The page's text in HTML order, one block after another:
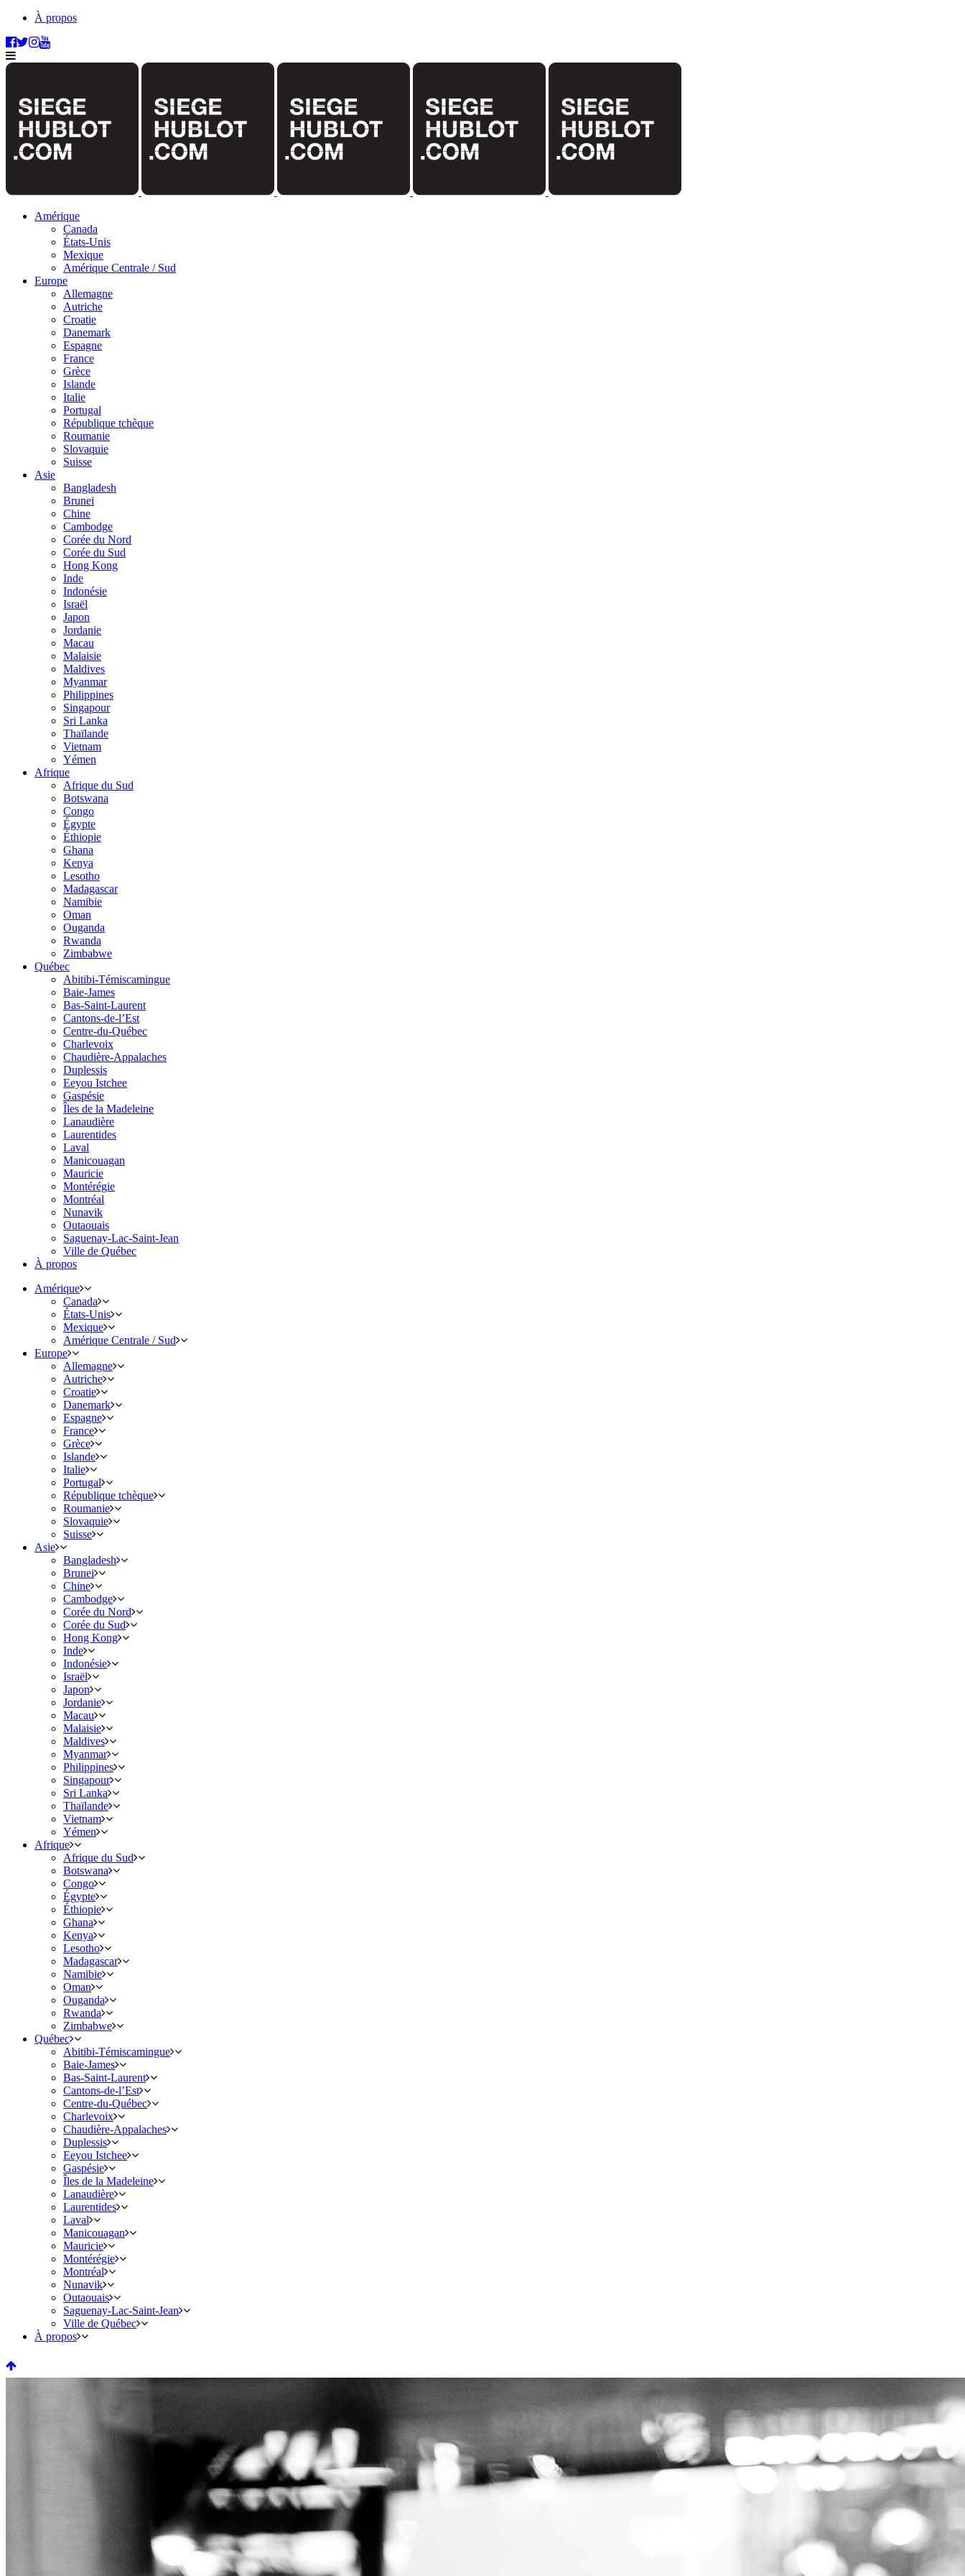
À propos
Amérique
Canada
États-Unis
Mexique
Amérique Centrale / Sud
Europe
Allemagne
Autriche
Croatie
Danemark
Espagne
France
Grèce
Islande
Italie
Portugal
République tchèque
Roumanie
Slovaquie
Suisse
Asie
Bangladesh
Brunei
Chine
Cambodge
Corée du Nord
Corée du Sud
Hong Kong
Inde
Indonésie
Israël
Japon
Jordanie
Macau
Malaisie
Maldives
Myanmar
Philippines
Singapour
Sri Lanka
Thaïlande
Vietnam
Yémen
Afrique
Afrique du Sud
Botswana
Congo
Égypte
Éthiopie
Ghana
Kenya
Lesotho
Madagascar
Namibie
Oman
Ouganda
Rwanda
Zimbabwe
Québec
Abitibi-Témiscamingue
Baie-James
Bas-Saint-Laurent
Cantons-de-l’Est
Centre-du-Québec
Charlevoix
Chaudière-Appalaches
Duplessis
Eeyou Istchee
Gaspésie
Îles de la Madeleine
Lanaudière
Laurentides
Laval
Manicouagan
Mauricie
Montérégie
Montréal
Nunavik
Outaouais
Saguenay-Lac-Saint-Jean
Ville de Québec
À propos
Amérique
Canada
États-Unis
Mexique
Amérique Centrale / Sud
Europe
Allemagne
Autriche
Croatie
Danemark
Espagne
France
Grèce
Islande
Italie
Portugal
République tchèque
Roumanie
Slovaquie
Suisse
Asie
Bangladesh
Brunei
Chine
Cambodge
Corée du Nord
Corée du Sud
Hong Kong
Inde
Indonésie
Israël
Japon
Jordanie
Macau
Malaisie
Maldives
Myanmar
Philippines
Singapour
Sri Lanka
Thaïlande
Vietnam
Yémen
Afrique
Afrique du Sud
Botswana
Congo
Égypte
Éthiopie
Ghana
Kenya
Lesotho
Madagascar
Namibie
Oman
Ouganda
Rwanda
Zimbabwe
Québec
Abitibi-Témiscamingue
Baie-James
Bas-Saint-Laurent
Cantons-de-l’Est
Centre-du-Québec
Charlevoix
Chaudière-Appalaches
Duplessis
Eeyou Istchee
Gaspésie
Îles de la Madeleine
Lanaudière
Laurentides
Laval
Manicouagan
Mauricie
Montérégie
Montréal
Nunavik
Outaouais
Saguenay-Lac-Saint-Jean
Ville de Québec
À propos